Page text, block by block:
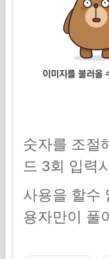
숫자를 조절
드 3회 입력
사용을 할수
용자만이 풀